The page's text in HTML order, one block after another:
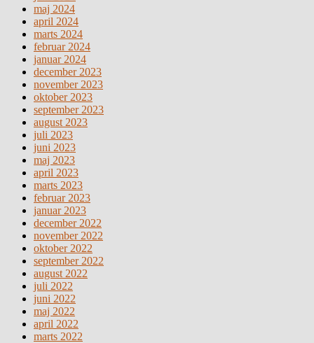
maj 2024
april 2024
marts 2024
februar 2024
januar 2024
december 2023
november 2023
oktober 2023
september 2023
august 2023
juli 2023
juni 2023
maj 2023
april 2023
marts 2023
februar 2023
januar 2023
december 2022
november 2022
oktober 2022
september 2022
august 2022
juli 2022
juni 2022
maj 2022
april 2022
marts 2022